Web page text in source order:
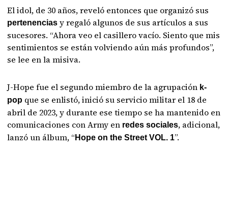
El idol, de 30 años, reveló entonces que organizó sus
pertenenciasy regaló algunos de sus artículos a sus
sucesores. “Ahora veo el casillero vacío. Siento que mis
sentimientos se están volviendo aún más profundos”,
se lee en la misiva.
J-Hope fue el segundo miembro de la agrupación k-
pop que se enlistó, inició su servicio militar el 18 de
abril de 2023, y durante ese tiempo se ha mantenido en
comunicaciones con Army en redes sociales, adicional,
lanzó un álbum, “Hope on the Street VOL. 1”.